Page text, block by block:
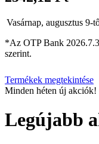
Vasárnap, augusztus 9-
*Az OTP Bank
szerint.
Termékek megtekintése
Minden héten új akciók!
Legújabb